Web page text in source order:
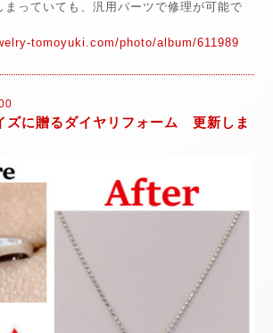
まっていても、汎用パーツで修理が可能で
tomoyuki.com/photo/album/611989
ズに贈るダイヤリフォーム 更新しま